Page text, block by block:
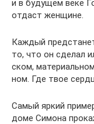
и в буду­щем веке
отдаст женщине.
Каж­дый
то, что он сде­лал
ском,
ном. Где твое
Самый яркий
доме Симо­на